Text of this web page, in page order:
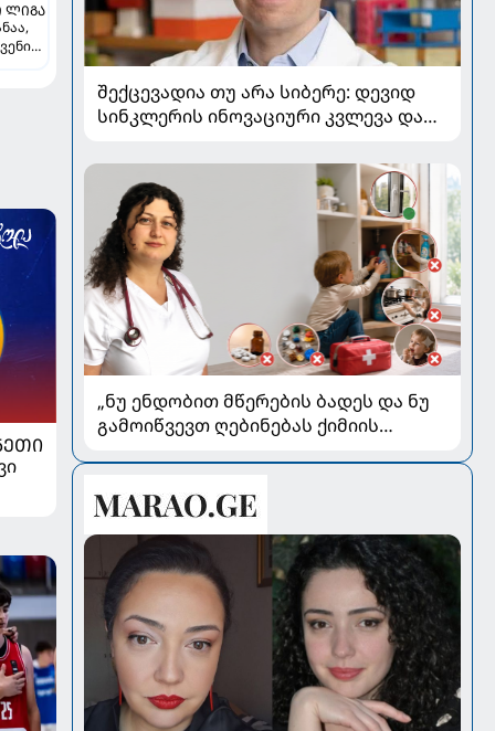
ᲚᲘᲒᲐ
შექცევადია თუ არა სიბერე: დევიდ
სინკლერის ინოვაციური კვლევა და
„ნუ ენდობით მწერების ბადეს და ნუ
გამოიწვევთ ღებინებას ქიმიის
პედიატრ სალომე ახვლედიანის
რჩევები